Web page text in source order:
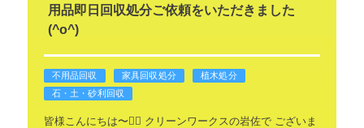
用品即日回収処分ご依頼をいただきました
(^o^)
不用品回収 家具回収処分
植木処分
石・土・砂利回収
皆様こんにちは〜🙂‍↕️ クリーンワークスの岩佐でございま